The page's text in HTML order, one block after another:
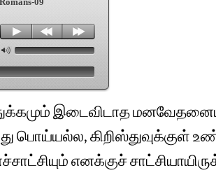
இடைவிடாத
பொய்யல்ல, கிறிஸ்துவுக்குள்
எனக்குச்